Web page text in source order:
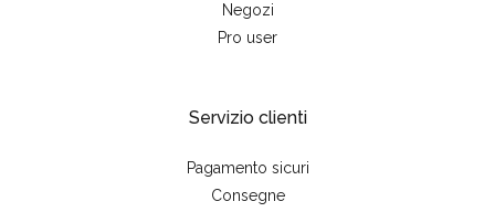
Negozi
Pro user
Servizio clienti
Pagamento sicuri
Consegne